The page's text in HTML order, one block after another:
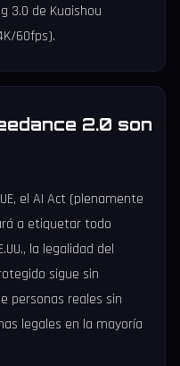
3.0 de Kuaishou
60fps).
2.0 son
el AI Act (plenamente
a etiquetar todo
la legalidad del
sigue sin
personas reales sin
legales en la mayoría